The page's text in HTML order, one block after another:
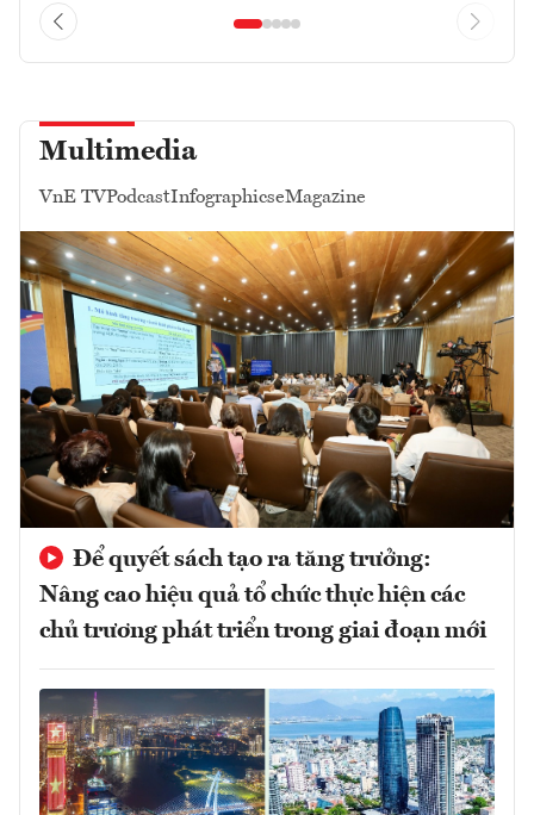
Multimedia
VnE TVPodcastInfographicseMagazine
Để quyết sách tạo ra tăng trưởng:
Nâng cao hiệu quả tổ chức thực hiện các
chủ trương phát triển trong giai đoạn mới